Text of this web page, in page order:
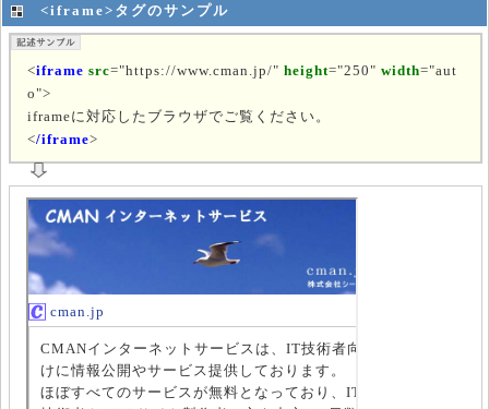
<iframe>タグのサンプル
<iframe src="https://www.cman.jp/" height="250" width="aut
o">
iframeに対応したブラウザでご覧ください。
</iframe>